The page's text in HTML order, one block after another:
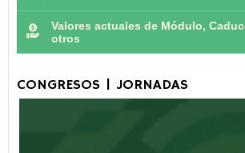
Valores actuales de Módulo,
otros
CONGRESOS | JORNADAS